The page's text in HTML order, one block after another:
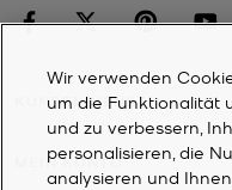
KUNDENDIENST
MEIN KONTO
Wir verwenden
um die Funktionalität
und zu verbessern,
personalisieren, die
analysieren und